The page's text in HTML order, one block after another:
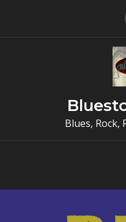
Blues, Rock,